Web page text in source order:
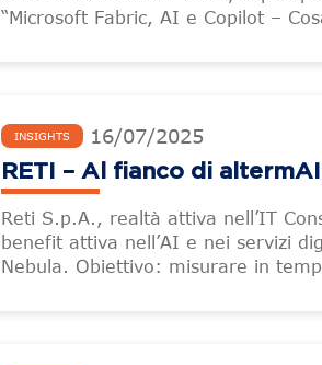
“Microsoft Fabric, AI e Copilot –
INSIGHTS 16/07/2025
RETI – Al fianco di
Reti S.p.A., realtà attiva nell’IT
benefit attiva nell’AI e nei servizi
Nebula. Obiettivo: misurare in